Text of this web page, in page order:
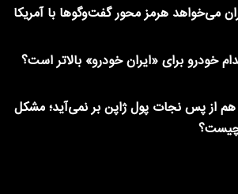
می‌خواهد هرمز محور گفت‌وگوها با آمریکا
خودرو برای «ایران خودرو» بالاتر است؟
هم از پس نجات پول ژاپن بر نمی‌آید؛ مشکل
چیست؟